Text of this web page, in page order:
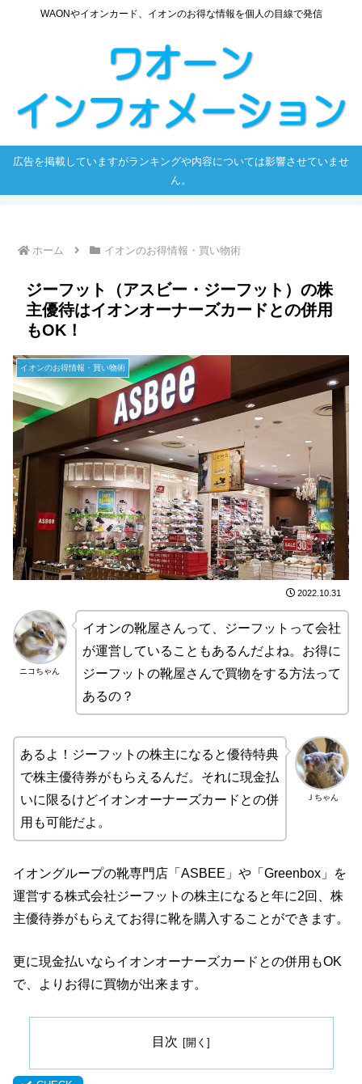
WAONやイオンカード、イオンのお得な情報を個人の目線で発信
広告を掲載していますがランキングや内容については影響させていませ
ん。
ホーム イオンのお得情報・買い物術
ジーフット（アスビー・ジーフット）の株
主優待はイオンオーナーズカードとの併用
もOK！
イオンのお得情報・買い物術
2022.10.31
ニコちゃん
イオンの靴屋さんって、ジーフットって会社
が運営していることもあるんだよね。お得に
ジーフットの靴屋さんで買物をする方法って
あるの？
Ｊちゃん
あるよ！ジーフットの株主になると優待特典
で株主優待券がもらえるんだ。それに現金払
いに限るけどイオンオーナーズカードとの併
用も可能だよ。
イオングループの靴専門店「ASBEE」や「Greenbox」を
運営する株式会社ジーフットの株主になると年に2回、株
主優待券がもらえてお得に靴を購入することができます。
更に現金払いならイオンオーナーズカードとの併用もOK
で、よりお得に買物が出来ます。
目次